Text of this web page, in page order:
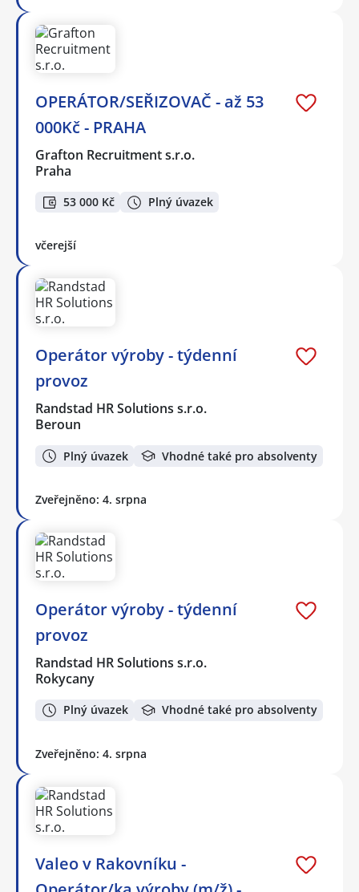
OPERÁTOR/SEŘIZOVAČ - až 53
000Kč - PRAHA
Grafton Recruitment s.r.o.
Praha
53 000 Kč Plný úvazek
včerejší
Operátor výroby - týdenní
provoz
Randstad HR Solutions s.r.o.
Beroun
Plný úvazek Vhodné také pro absolventy
Zveřejněno: 4. srpna
Operátor výroby - týdenní
provoz
Randstad HR Solutions s.r.o.
Rokycany
Plný úvazek Vhodné také pro absolventy
Zveřejněno: 4. srpna
Valeo v Rakovníku -